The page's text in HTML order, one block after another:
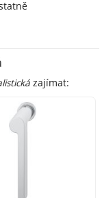
zajímat: